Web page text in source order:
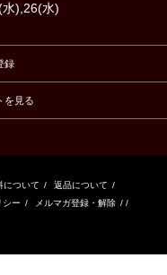
),26(水)
録
を見る
について / 返品について /
シー / メルマガ登録・解除 / /